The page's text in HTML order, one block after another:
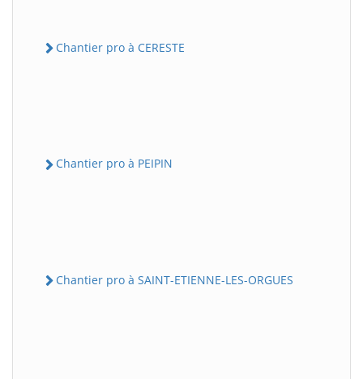
Chantier pro à CERESTE
Chantier pro à PEIPIN
Chantier pro à SAINT-ETIENNE-LES-ORGUES